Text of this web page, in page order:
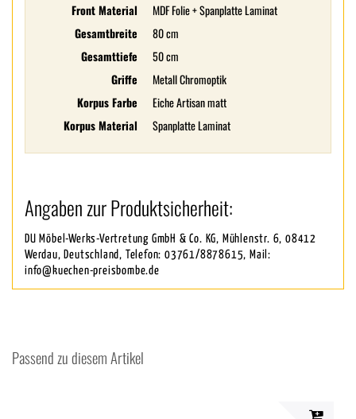
Front Material
MDF Folie + Spanplatte Laminat
Gesamtbreite
80 cm
Gesamttiefe
50 cm
Griffe
Metall Chromoptik
Korpus Farbe
Eiche Artisan matt
Korpus Material
Spanplatte Laminat
Angaben zur Produktsicherheit:
DU Möbel-Werks-Vertretung GmbH & Co. KG, Mühlenstr. 6, 08412
Werdau, Deutschland, Telefon: 03761/8878615, Mail:
info@kuechen-preisbombe.de
Passend zu diesem Artikel